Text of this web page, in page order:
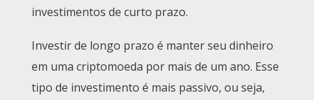
investimentos de curto prazo.
Investir de longo prazo é manter seu dinheiro
em uma criptomoeda por mais de um ano. Esse
tipo de investimento é mais passivo, ou seja,